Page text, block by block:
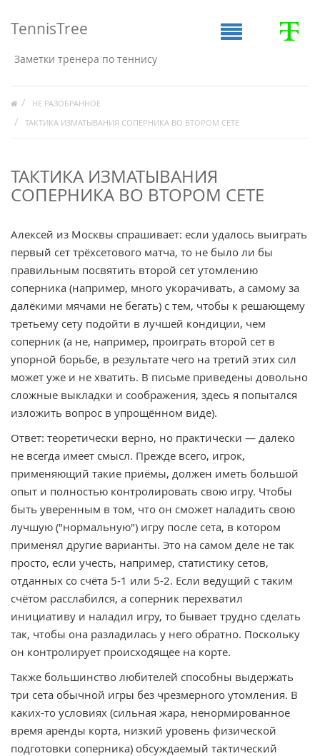
TennisTree
Заметки тренера по теннису
НЕ РАЗОБРАННОЕ
ТАКТИКА ИЗМАТЫВАНИЯ СОПЕРНИКА ВО ВТОРОМ СЕТЕ
ТАКТИКА ИЗМАТЫВАНИЯ
СОПЕРНИКА ВО ВТОРОМ СЕТЕ
Алексей из Москвы спрашивает: если удалось выиграть
первый сет трёхсетового матча, то не было ли бы
правильным посвятить второй сет утомлению
соперника (например, много укорачивать, а самому за
далёкими мячами не бегать) с тем, чтобы к решающему
третьему сету подойти в лучшей кондиции, чем
соперник (а не, например, проиграть второй сет в
упорной борьбе, в результате чего на третий этих сил
может уже и не хватить. В письме приведены довольно
сложные выкладки и соображения, здесь я попытался
изложить вопрос в упрощённом виде).
Ответ: теоретически верно, но практически — далеко
не всегда имеет смысл. Прежде всего, игрок,
применяющий такие приёмы, должен иметь большой
опыт и полностью контролировать свою игру. Чтобы
быть уверенным в том, что он сможет наладить свою
лучшую ("нормальную") игру после сета, в котором
применял другие варианты. Это на самом деле не так
просто, если учесть, например, статистику сетов,
отданных со счёта 5-1 или 5-2. Если ведущий с таким
счётом расслабился, а соперник перехватил
инициативу и наладил игру, то бывает трудно сделать
так, чтобы она разладилась у него обратно. Поскольку
он контролирует происходящее на корте.
Также большинство любителей способны выдержать
три сета обычной игры без чрезмерного утомления. В
каких-то условиях (сильная жара, ненормированное
время аренды корта, низкий уровень физической
подготовки соперника) обсуждаемый тактический